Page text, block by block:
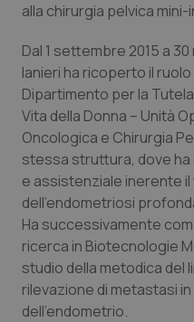
Molise
Piemonte
Provincia
Provincia
Puglia
Sardegna
Sicilia
Epatiti
HIV
Infezioni & Febbre
Ipertensione &
Malattie rare
Malattia di Crohn
Neuroscienze &
alla chirurgia pelvica mini-
Dal 1 settembre 2015 a
Ianieri ha ricoperto il
Dipartimento per la
Vita della Donna – Unità
Oncologica e Chirurgia
stessa struttura, dove
e assistenziale inerente
dell’endometriosi
Ha successivamente
ricerca in Biotecnologie
studio della metodica del
rilevazione di metastasi
dell’endometrio.